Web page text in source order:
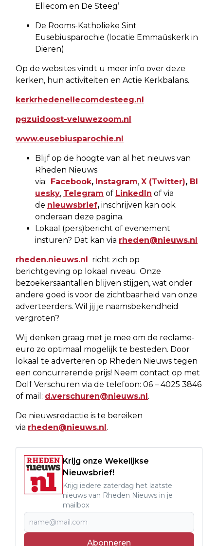
Ellecom en De Steeg’
De Rooms-Katholieke Sint
Eusebiusparochie (locatie Emmaüskerk in
Dieren)
Op de websites vindt u meer info over deze
kerken, hun activiteiten en Actie Kerkbalans.
kerkrhedenellecomdesteeg.nl
pgzuidoost-veluwezoom.nl
www.eusebiusparochie.nl
Blijf op de hoogte van al het nieuws van
Rheden Nieuws
via: Facebook, Instagram, X (Twitter), Bl
uesky, Telegram of LinkedIn of via
de nieuwsbrief, inschrijven kan ook
onderaan deze pagina.
Lokaal (pers)bericht of evenement
insturen? Dat kan via rheden@nieuws.nl
rheden.nieuws.nl richt zich op
berichtgeving op lokaal niveau. Onze
bezoekersaantallen blijven stijgen, wat onder
andere goed is voor de zichtbaarheid van onze
adverteerders. Wil jij je naamsbekendheid
vergroten?
Wij denken graag met je mee om de reclame-
euro zo optimaal mogelijk te besteden. Door
lokaal te adverteren op Rheden Nieuws tegen
een concurrerende prijs! Neem contact op met
Dolf Verschuren via de telefoon: 06 – 4025 3846
of mail: d.verschuren@nieuws.nl.
De nieuwsredactie is te bereiken
via rheden@nieuws.nl.
Krijg onze Wekelijkse
Nieuwsbrief!
Krijg iedere zaterdag het laatste
nieuws van Rheden Nieuws in je
mailbox
Abonneren